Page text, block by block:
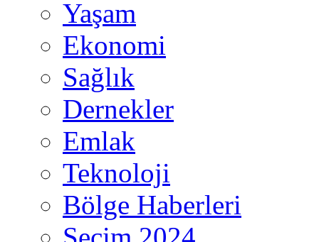
Yaşam
Ekonomi
Sağlık
Dernekler
Emlak
Teknoloji
Bölge Haberleri